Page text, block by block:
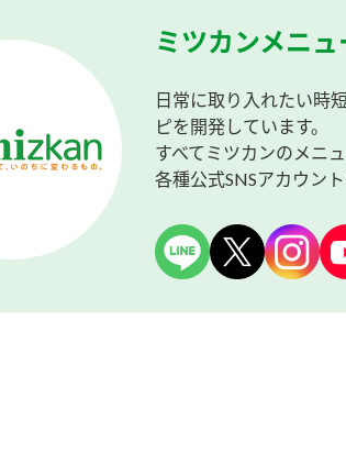
ミツカンメニュ
日常に取り入れたい時
ピを開発しています。
すべてミツカンのメニ
各種公式SNSアカウント